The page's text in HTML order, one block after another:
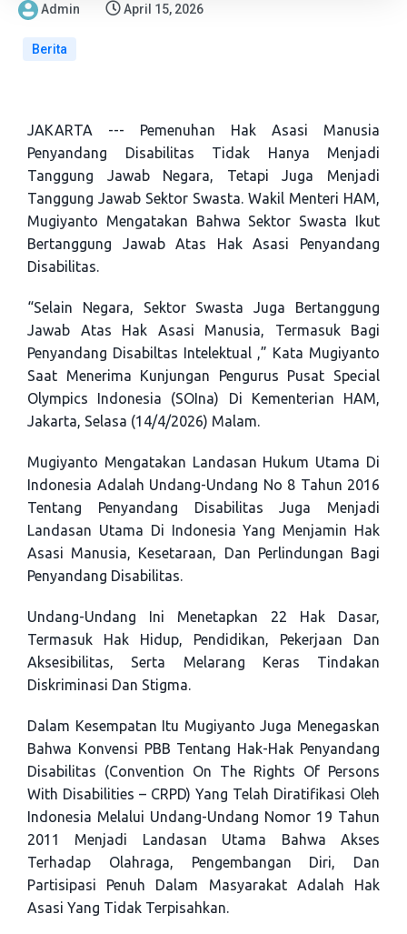
Admin April 15, 2026
Berita
JAKARTA --- Pemenuhan Hak Asasi Manusia
Penyandang Disabilitas Tidak Hanya Menjadi
Tanggung Jawab Negara, Tetapi Juga Menjadi
Tanggung Jawab Sektor Swasta. Wakil Menteri HAM,
Mugiyanto Mengatakan Bahwa Sektor Swasta Ikut
Bertanggung Jawab Atas Hak Asasi Penyandang
Disabilitas.
“Selain Negara, Sektor Swasta Juga Bertanggung
Jawab Atas Hak Asasi Manusia, Termasuk Bagi
Penyandang Disabiltas Intelektual ,” Kata Mugiyanto
Saat Menerima Kunjungan Pengurus Pusat Special
Olympics Indonesia (SOIna) Di Kementerian HAM,
Jakarta, Selasa (14/4/2026) Malam.
Mugiyanto Mengatakan Landasan Hukum Utama Di
Indonesia Adalah Undang-Undang No 8 Tahun 2016
Tentang Penyandang Disabilitas Juga Menjadi
Landasan Utama Di Indonesia Yang Menjamin Hak
Asasi Manusia, Kesetaraan, Dan Perlindungan Bagi
Penyandang Disabilitas.
Undang-Undang Ini Menetapkan 22 Hak Dasar,
Termasuk Hak Hidup, Pendidikan, Pekerjaan Dan
Aksesibilitas, Serta Melarang Keras Tindakan
Diskriminasi Dan Stigma.
Dalam Kesempatan Itu Mugiyanto Juga Menegaskan
Bahwa Konvensi PBB Tentang Hak-Hak Penyandang
Disabilitas (Convention On The Rights Of Persons
With Disabilities – CRPD) Yang Telah Diratifikasi Oleh
Indonesia Melalui Undang-Undang Nomor 19 Tahun
2011 Menjadi Landasan Utama Bahwa Akses
Terhadap Olahraga, Pengembangan Diri, Dan
Partisipasi Penuh Dalam Masyarakat Adalah Hak
Asasi Yang Tidak Terpisahkan.